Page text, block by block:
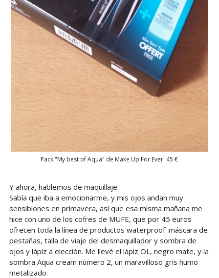
Pack "My best of Aqua" de Make Up For Ever: 45 €
Y ahora, hablemos de maquillaje.
Sabía que iba a emocionarme, y mis ojos andan muy
sensiblones en primavera, así que esa misma mañana me
hice con uno de los cofres de MUFE, que por 45 euros
ofrecen toda la línea de productos waterproof: máscara de
pestañas, talla de viaje del desmaquillador y sombra de
ojos y lápiz a elección. Me llevé el lápiz OL, negro mate, y la
sombra Aqua cream número 2, un maravilloso gris humo
metalizado.